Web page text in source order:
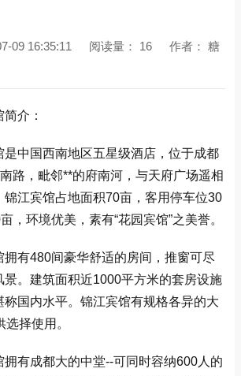
09 16:35:11 阅读量： 16 作者： 糖
介：
是中国西南地区五星级酒店，位于成都
路，毗邻**的府南河，与天府广场遥相
锦江宾馆占地面积70亩，客用停车位30
，环境优美，素有“花园宾馆”之美誉。
拥有480间豪华舒适的房间，推窗可尽
景。建筑面积近1000平方米的套房设施
称国内水平。锦江宾馆有规格各异的大
择使用。
拥有成都大的中堂--可同时容纳600人的